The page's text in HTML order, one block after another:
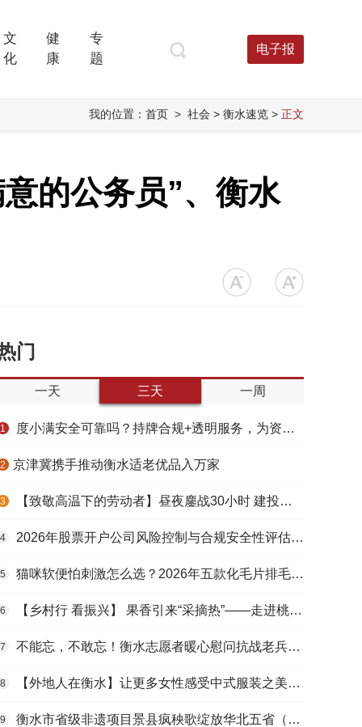
文
化
健
康
专
题
电子报
我的位置： 首页 > 社会 > 衡水速览 > 正文
的公务员”、衡水
门
一天 三天 一周
1 度小满安全可靠吗？持牌合规+透明服务，为资金周转筑牢多重保障
2 ​京津冀携手推动衡水适老优品入万家
3 【致敬高温下的劳动者】昼夜鏖战30小时 建投衡水水务紧急抢修保民生用水
4 2026年股票开户公司风险控制与合规安全性评估：投资者保护机制哪家靠谱？
5 猫咪软便怕刺激怎么选？2026年五款化毛片排毛护肠避坑指南
6 【乡村行 看振兴】 果香引来“采摘热”——走进桃城区贾家庄村
7 不能忘，不敢忘！衡水志愿者暖心慰问抗战老兵和老党员
8 【外地人在衡水】让更多女性感受中式服装之美——山东人蒋静静的在衡创业路
9 衡水市省级非遗项目景县疯秧歌绽放华北五省（区）市舞蹈大赛舞台